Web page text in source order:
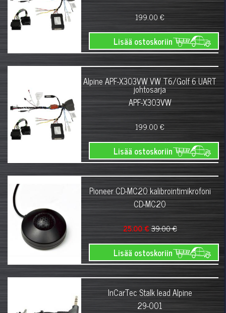
199.00 €
Lisää ostoskoriin
Alpine APF-X303VW VW T6/Golf 6 UART
johtosarja
APF-X303VW
199.00 €
Lisää ostoskoriin
Pioneer CD-MC20 kalibrointimikrofoni
CD-MC20
25.00 €39.00 €
Lisää ostoskoriin
InCarTec Stalk lead Alpine
29-001